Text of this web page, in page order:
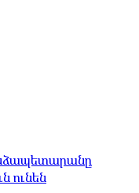
ունեն